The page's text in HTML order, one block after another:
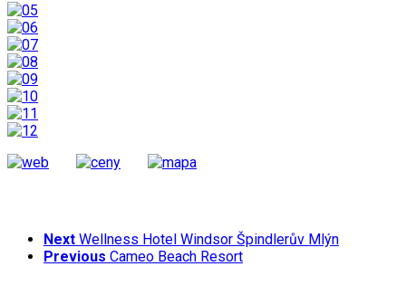
Next Wellness Hotel Windsor Špindlerův Mlýn
Previous Cameo Beach Resort